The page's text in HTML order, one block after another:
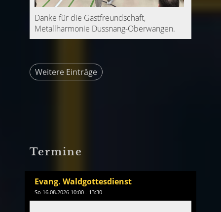
Danke für die Gastfreundschaft,
Metallharmonie Dussnang-Oberwangen.
Weitere Einträge
Termine
Evang. Waldgottesdienst
So 16.08.2026 10:00 - 13:30